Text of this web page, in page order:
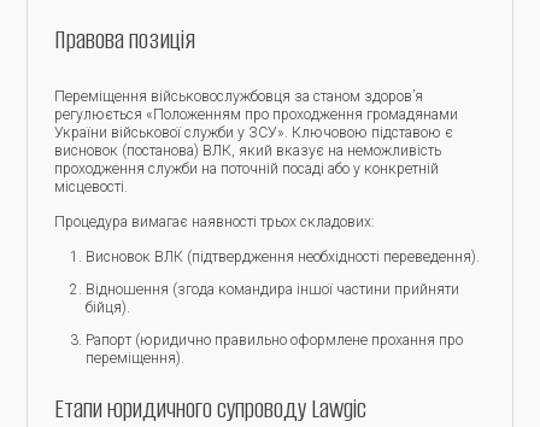
Правова позиція
Переміщення військовослужбовця за станом здоров’я
регулюється «Положенням про проходження громадянами
України військової служби у ЗСУ». Ключовою підставою є
висновок (постанова) ВЛК, який вказує на неможливість
проходження служби на поточній посаді або у конкретній
місцевості.
Процедура вимагає наявності трьох складових:
Висновок ВЛК (підтвердження необхідності переведення).
Відношення (згода командира іншої частини прийняти
бійця).
Рапорт (юридично правильно оформлене прохання про
переміщення).
Етапи юридичного супроводу Lawgic